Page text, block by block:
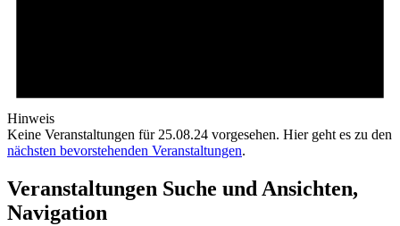
Hinweis
Keine Veranstaltungen für 25.08.24 vorgesehen. Hier geht es zu den
nächsten bevorstehenden Veranstaltungen.
Veranstaltungen Suche und Ansichten,
Navigation